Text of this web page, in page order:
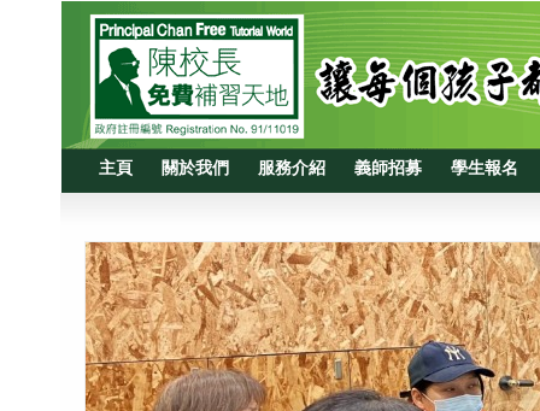
主頁 關於我們 服務介紹 義師招募 學生報名